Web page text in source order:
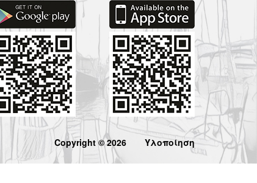
Copyright © 2026 Υλοποίηση